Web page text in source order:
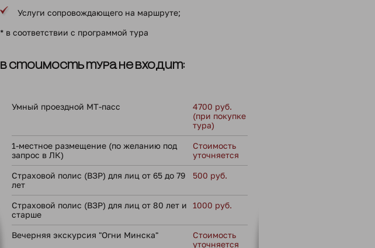
Услуги сопровождающего на маршруте;
* в соответствии с программой тура
В стоимость тура не входит:
Умный проездной МТ-пасс
4700 руб.
(при покупке
тура)
1-местное размещение (по желанию под
запрос в ЛК)
Стоимость
уточняется
Страховой полис (ВЗР) для лиц от 65 до 79
лет
500 руб.
Страховой полис (ВЗР) для лиц от 80 лет и
старше
1000 руб.
Вечерняя экскурсия "Огни Минска"
Стоимость
уточняется